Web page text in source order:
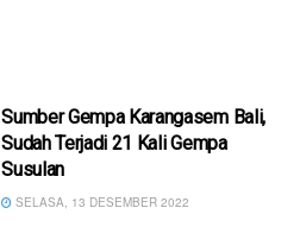
Sumber Gempa Karangasem Bali,
Sudah Terjadi 21 Kali Gempa
Susulan
SELASA, 13 DESEMBER 2022